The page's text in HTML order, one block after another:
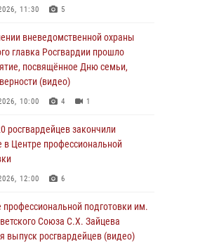
2026, 12:39
росгвардейцы обеспечили
проведения футбольного матча
(Видео)
2026, 12:35 1
с передовыми методами
в Москве (видео)
2026, 18:16
по самбо и боевому самбо.
2026, 14:00 7 1
11:30 5
вневедомственной охраны
главка Росгвардии прошло
посвящённое Дню семьи,
(видео)
10:00 4 1
росгвардейцев закончили
в Центре профессиональной
12:00 6
профессиональной подготовки им.
Союза С.Х. Зайцева
выпуск росгвардейцев (видео)